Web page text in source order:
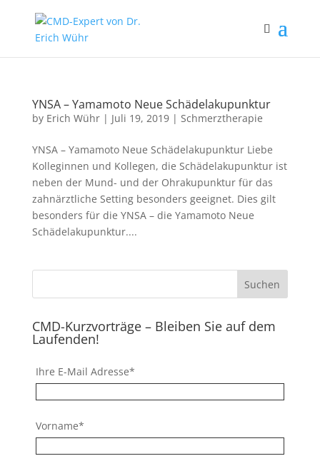
YNSA – Yamamoto Neue Schädelakupunktur
by Erich Wühr| Juli 19, 2019| Schmerztherapie
YNSA – Yamamoto Neue Schädelakupunktur Liebe
Kolleginnen und Kollegen, die Schädelakupunktur ist
neben der Mund- und der Ohrakupunktur für das
zahnärztliche Setting besonders geeignet. Dies gilt
besonders für die YNSA – die Yamamoto Neue
Schädelakupunktur....
CMD-Kurzvorträge – Bleiben Sie auf dem
Laufenden!
Ihre E-Mail Adresse*
Vorname*